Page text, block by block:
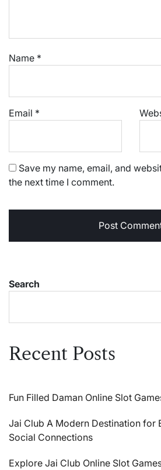
Name *
Email *
Save my name, email, and
the next time I comment.
Search
Recent Posts
Fun Filled Daman Online Slot
Jai Club A Modern Destination for
Social Connections
Explore Jai Club Online Slot